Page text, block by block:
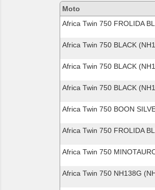
motos
compatibles
Moto
Africa Twin 750 FROLIDA
Africa Twin 750 BLACK
Africa Twin 750 BLACK
Africa Twin 750 BLACK
Africa Twin 750 BOON
Africa Twin 750 FROLIDA
Africa Twin 750
Africa Twin 750 NH138G